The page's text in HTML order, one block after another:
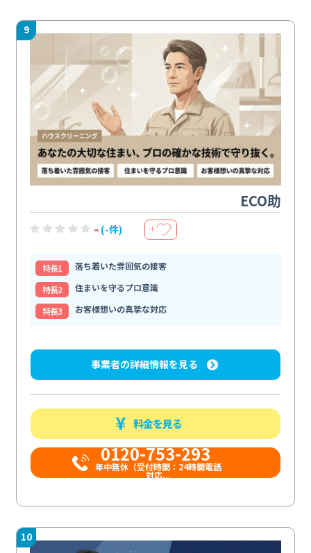
9
ECO助
- (-件) ＋
特⻑1
落ち着いた雰囲気の接客
特⻑2
住まいを守るプロ意識
特⻑3
お客様想いの真摯な対応
事業者の詳細情報を見る
料金を見る
0120-753-293
年中無休（受付時間：24時間電話
対応...
10